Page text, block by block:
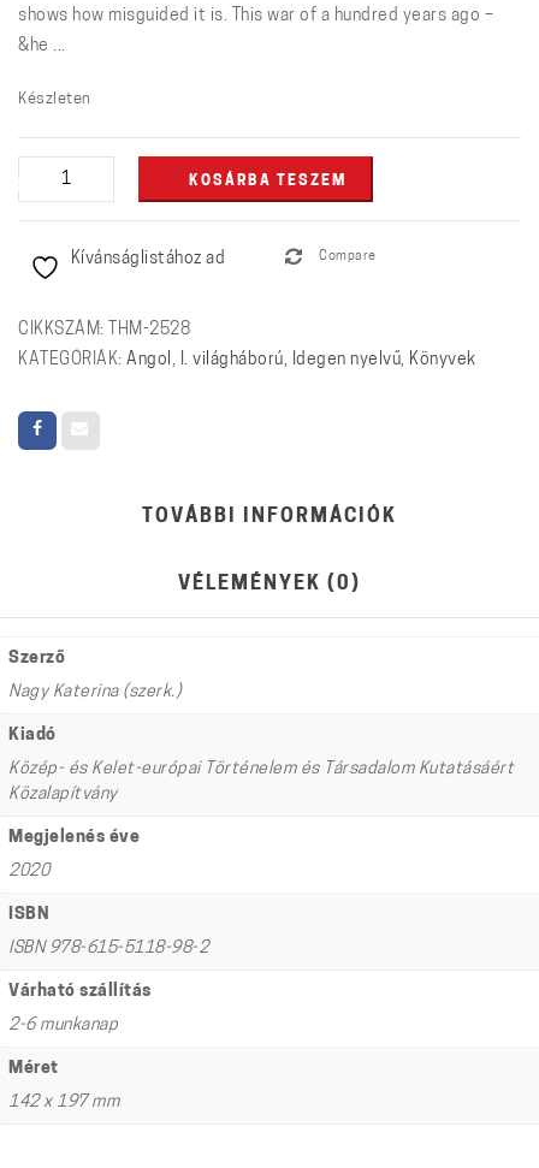
shows how misguided it is. This war of a hundred years ago –
&he ...
Készleten
New
Order
1923
mennyiség
KOSÁRBA TESZEM
Kívánságlistához ad Compare
CIKKSZÁM: THM-2528
KATEGÓRIÁK: Angol , I. világháború, Idegen nyelvű, Könyvek
TOVÁBBI INFORMÁCIÓK
VÉLEMÉNYEK (0)
Szerző
Nagy Katerina (szerk.)
Kiadó
Közép- és Kelet-európai Történelem és Társadalom Kutatásáért
Közalapítvány
Megjelenés éve
2020
ISBN
ISBN 978-615-5118-98-2
Várható szállítás
2-6 munkanap
Méret
142 x 197 mm